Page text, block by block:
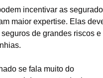
incentivar as
maior expertise. Elas
de grandes riscos e
se fala muito do